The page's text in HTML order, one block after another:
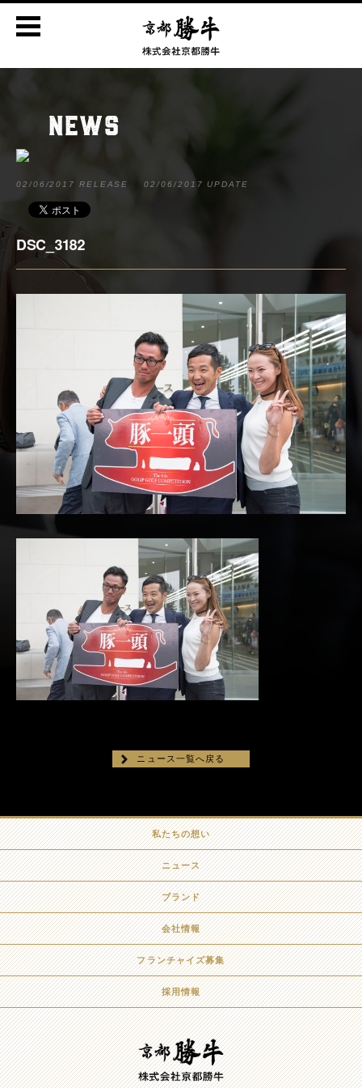
NEWS
02/06/2017 RELEASE 02/06/2017 UPDATE
DSC_3182
ニュース一覧へ戻る
私たちの想い
ニュース
ブランド
会社情報
フランチャイズ募集
採用情報